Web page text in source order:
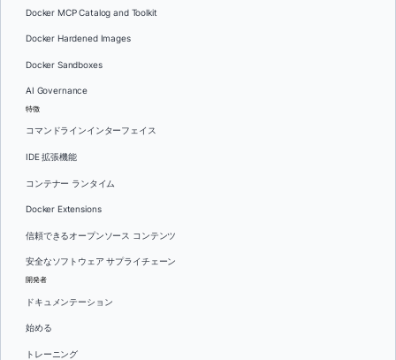
Docker MCP Catalog and Toolkit
Docker Hardened Images
Docker Sandboxes
AI Governance
特徴
コマンドラインインターフェイス
IDE 拡張機能
コンテナー ランタイム
Docker Extensions
信頼できるオープンソース コンテンツ
安全なソフトウェア サプライチェーン
開発者
ドキュメンテーション
始める
トレーニング